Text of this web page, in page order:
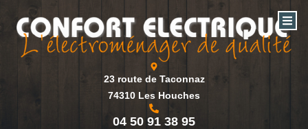
23 route de Taconnaz
74310 Les Houches
04 50 91 38 95